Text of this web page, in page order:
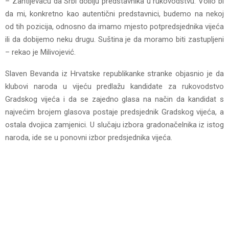
da mi, konkretno kao autentični predstavnici, budemo na nekoj
od tih pozicija, odnosno da imamo mjesto potpredsjednika vijeća
ili da dobijemo neku drugu. Suština je da moramo biti zastupljeni
– rekao je Milivojević.
Slaven Bevanda iz Hrvatske republikanke stranke objasnio je da
klubovi naroda u vijeću predlažu kandidate za rukovodstvo
Gradskog vijeća i da se zajedno glasa na način da kandidat s
najvećim brojem glasova postaje predsjednik Gradskog vijeća, a
ostala dvojica zamjenici. U slučaju izbora gradonačelnika iz istog
naroda, ide se u ponovni izbor predsjednika vijeća.